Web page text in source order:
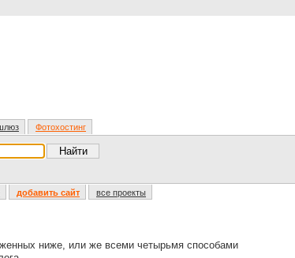
Фотохостинг
добавить сайт все проекты
ниже, или же всеми четырьмя способами